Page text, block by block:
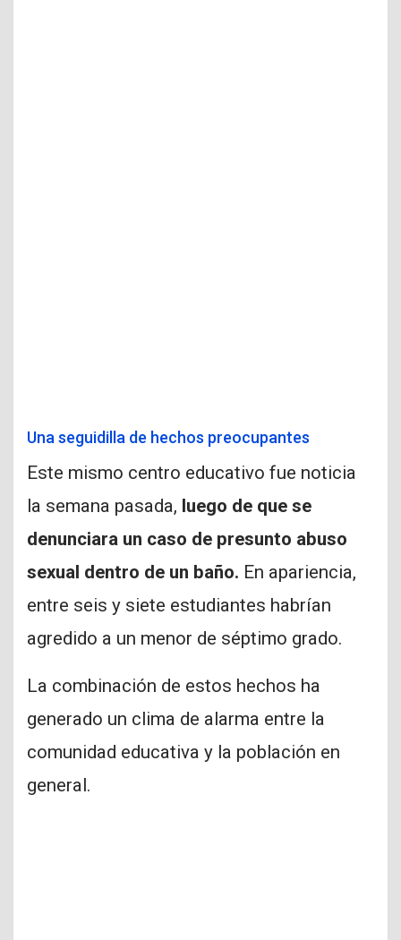
Una seguidilla de hechos preocupantes
Este mismo centro educativo fue noticia
la semana pasada, luego de que se
denunciara un caso de presunto abuso
sexual dentro de un baño. En apariencia,
entre seis y siete estudiantes habrían
agredido a un menor de séptimo grado.
La combinación de estos hechos ha
generado un clima de alarma entre la
comunidad educativa y la población en
general.